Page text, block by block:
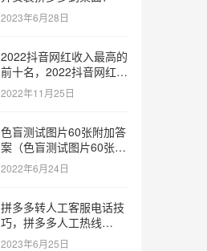
2023年6月28日
2022抖音网红收入最高的
前十名，2022抖音网红收
入最高的前十名有哪些？
2022年11月25日
色盲测试图片60张附加答
案（色盲测试图片60张复
杂）
2022年6月24日
拼多多转人工客服电话技
巧，拼多多人工热线
9541344？
2023年6月25日